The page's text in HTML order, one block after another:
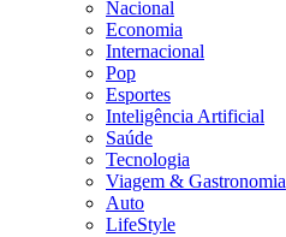
Nacional
Economia
Internacional
Pop
Esportes
Inteligência Artificial
Saúde
Tecnologia
Viagem & Gastronomia
Auto
LifeStyle